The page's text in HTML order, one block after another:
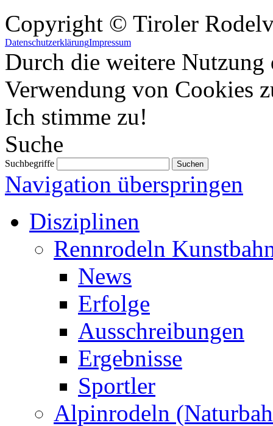
Copyright © Tiroler
DatenschutzerklärungImpressum
Durch die weitere Nutzung
Verwendung von Cookies
Ich stimme zu!
Suche
Suchbegriffe
Navigation überspringen
Disziplinen
Rennrodeln
News
Erfolge
Ausschreibungen
Ergebnisse
Sportler
Alpinrodeln